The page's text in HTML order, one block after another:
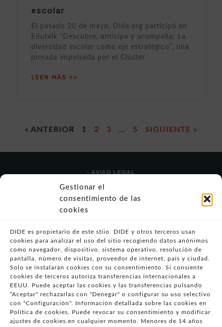
Gestionar el
consentimiento de las
cookies
DIDE es propietario de este stiio. DIDE y otros terceros usan
cookies para analizar el uso del sitio recogiendo datos anónimos
como navegador, dispositivo, sistema operativo, resolución de
pantalla, número de visitas, proveedor de internet, país y ciudad.
Solo se instalarán cookies con su consentimiento. Si consiente
cookies de terceros autoriza transferencias internacionales a
EEUU. Puede aceptar las cookies y las transferencias pulsando
“Aceptar" rechazarlas con "Denegar" o configurar su uso selectivo
con "Configuración". Información detallada sobre las cookies en
Política de cookies. Puede revocar su consentimiento y modificar
ajustes de cookies.en cualquier momento. Menores de 14 años
escolar
El pasado 20 de mayo, Dide.org participó en
Edutalk “Descubre, anticipa y acompaña: La
diversidad escolar como eje estratégico”, una
jornada impulsada por el Clúster
LEER MÁS >>
« ANTERIOR 1 2 3 … 5 SIGUIENTE »
- AVISO LEGAL
- POLÍTICA DE USO
- POLÍTICA DE PRIVACIDAD
- POLÍTICA DE COOKIES (UE)
VULNERABILIDADES
- CONDICIONES PARTICULARES DE COMPRA
- GUÍA DE COMPRA
- GUÍA DE PRIVACIDAD
- DESISTIMIENTO
- ATENCIÓN AL CLIENTE